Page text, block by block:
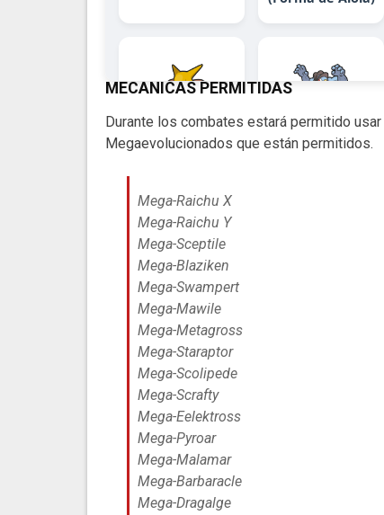
MECÁNICAS PERMITIDAS
Durante los combates estará permitido usar
Megaevolucionados que están permitidos.
Mega-Raichu X​
​​Mega-Raichu Y​
​​Mega-Sceptile​
​​Mega-Blaziken​
​​Mega-Swampert​
​​Mega-Mawile​
​​Mega-Metagross
​​Mega-Staraptor​
​​Mega-Scolipede​
​​Mega-Scrafty​
​​Mega-Eelektross​
​​Mega-Pyroar​
​​Mega-Malamar​
​​Mega-Barbaracle​
​​Mega-Dragalge​